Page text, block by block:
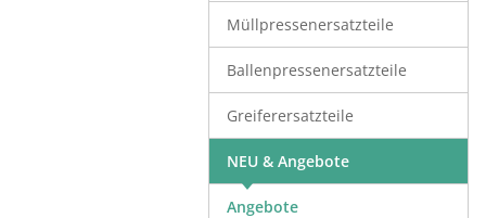
Müllpressenersatzteile
Ballenpressenersatzteile
Greiferersatzteile
NEU & Angebote
Angebote